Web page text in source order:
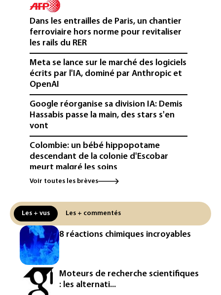
Dans les entrailles de Paris, un chantier
ferroviaire hors norme pour revitaliser
les rails du RER
Meta se lance sur le marché des logiciels
écrits par l'IA, dominé par Anthropic et
OpenAI
Google réorganise sa division IA: Demis
Hassabis passe la main, des stars s'en
vont
Colombie: un bébé hippopotame
descendant de la colonie d'Escobar
meurt malgré les soins
Éclipse: une baisse temporaire de la
attendue en Europe
L'Autriche bat son record absolu de
chaleur pour le deuxième jour d'affilée
Inde : Meta sommé de s'excuser après
le retrait d'une vidéo de Modi
La défense, voie de diversification pour
Voir toutes les brèves
Les + vus Les + commentés
8 réactions chimiques incroyables
Moteurs de recherche scientifiques
: les alternati...